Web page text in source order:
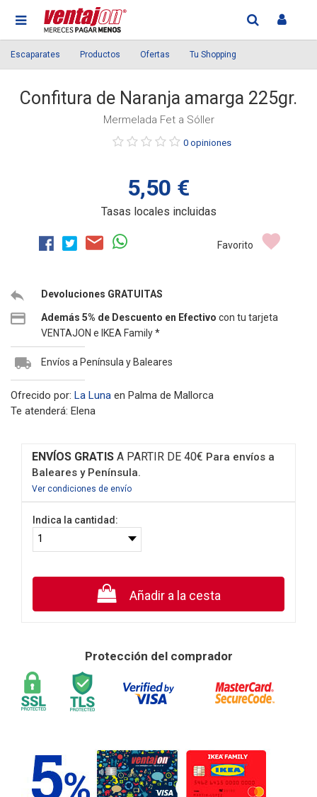
Escaparates Productos Ofertas Tu Shopping
Confitura de Naranja amarga 225gr.
Mermelada Fet a Sóller
Púntue
0 opiniones
5,50 €
Tasas locales incluidas
Favorito
Devoluciones GRATUITAS
Además 5% de Descuento en Efectivo con tu tarjeta
VENTAJON e IKEA Family *
Envíos a Península y Baleares
Ofrecido por: La Luna en Palma de Mallorca
Te atenderá: Elena
ENVÍOS GRATIS A PARTIR DE 40€ Para envíos a
Baleares y Península.
Ver condiciones de envío
Indica la cantidad:
Añadir a la cesta
Protección del comprador